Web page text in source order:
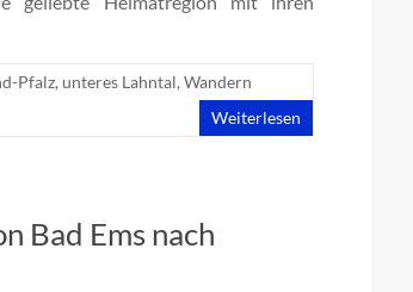
Pfalz, unteres Lahntal, Wandern
Weiterlesen
Bad Ems nach